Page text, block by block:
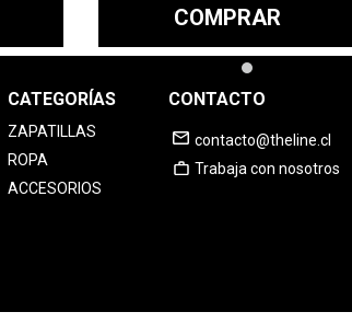
COMPRAR
CATEGORÍAS
ZAPATILLAS
ROPA
ACCESORIOS
CONTACTO
contacto@theline.cl
Trabaja con nosotros